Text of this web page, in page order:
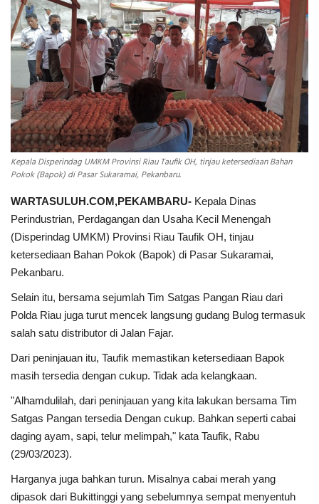
PSPS PEKANBARU
LIFESTYLE
INDEKS
HEALTHY
Kepala Disperindag UMKM Provinsi Riau Taufik OH, tinjau ketersediaan Bahan
Pokok (Bapok) di Pasar Sukaramai, Pekanbaru.
WARTASULUH.COM,PEKAMBARU- Kepala Dinas
Perindustrian, Perdagangan dan Usaha Kecil Menengah
(Disperindag UMKM) Provinsi Riau Taufik OH, tinjau
ketersediaan Bahan Pokok (Bapok) di Pasar Sukaramai,
Pekanbaru.
Selain itu, bersama sejumlah Tim Satgas Pangan Riau dari
Polda Riau juga turut mencek langsung gudang Bulog termasuk
salah satu distributor di Jalan Fajar.
Dari peninjauan itu, Taufik memastikan ketersediaan Bapok
masih tersedia dengan cukup. Tidak ada kelangkaan.
"Alhamdulilah, dari peninjauan yang kita lakukan bersama Tim
Satgas Pangan tersedia Dengan cukup. Bahkan seperti cabai
daging ayam, sapi, telur melimpah," kata Taufik, Rabu
(29/03/2023).
Harganya juga bahkan turun. Misalnya cabai merah yang
dipasok dari Bukittinggi yang sebelumnya sempat menyentuh